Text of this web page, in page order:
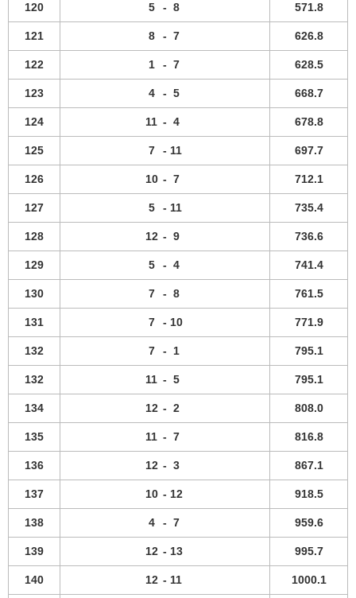
120 5 - 8 571.8
121 8 - 7 626.8
122 1 - 7 628.5
123 4 - 5 668.7
124 11 - 4 678.8
125 7 - 11 697.7
126 10 - 7 712.1
127 5 - 11 735.4
128 12 - 9 736.6
129 5 - 4 741.4
130 7 - 8 761.5
131 7 - 10 771.9
132 7 - 1 795.1
132 11 - 5 795.1
134 12 - 2 808.0
135 11 - 7 816.8
136 12 - 3 867.1
137 10 - 12 918.5
138 4 - 7 959.6
139 12 - 13 995.7
140 12 - 11 1000.1